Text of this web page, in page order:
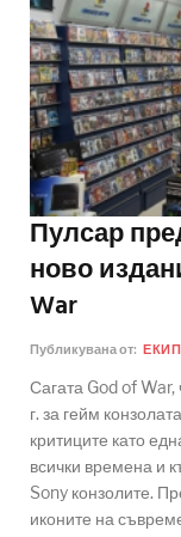
Пулсар
ново
War
Публикувана от:
Сагата God of
г. за гейм
критиците като
всички времена и
Sony конзолите.
иконите на